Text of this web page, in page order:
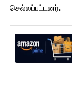
செல்லப்பட்டனர்.